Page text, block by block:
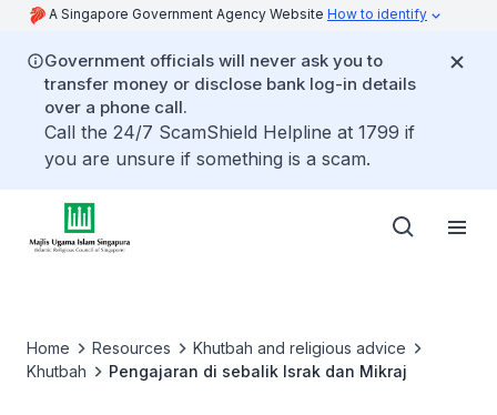
A Singapore Government Agency Website How to identify
Government officials will never ask you to
transfer money or disclose bank log-in details
over a phone call.
Call the 24/7 ScamShield Helpline at 1799 if
you are unsure if something is a scam.
Home Resources
Khutbah and religious advice
Khutbah
Pengajaran di sebalik Israk dan Mikraj